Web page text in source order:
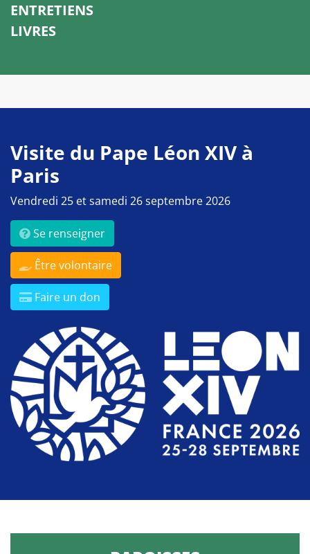
ENTRETIENS
LIVRES
Visite du Pape Léon XIV à
Paris
Vendredi 25 et samedi 26 septembre 2026
Se renseigner
Être volontaire
Faire un don